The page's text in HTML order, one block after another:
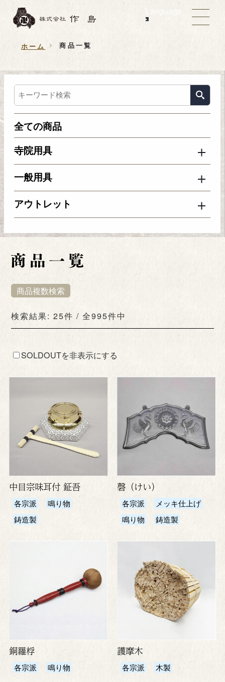
Language
ホーム 商品一覧
全ての商品
寺院用具
一般用具
アウトレット
商品複数検索
検索結果: 25件 / 全995件中
SOLDOUTを非表示にする
中目宗味耳付 鉦吾
各宗派
鳴り物
鋳造製
磬（けい）
各宗派
メッキ仕上げ
鳴り物
鋳造製
銅羅桴
各宗派 鳴り物
護摩木
各宗派 木製